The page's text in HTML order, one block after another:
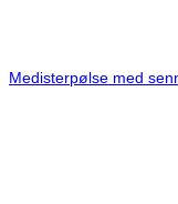
Medisterpølse med